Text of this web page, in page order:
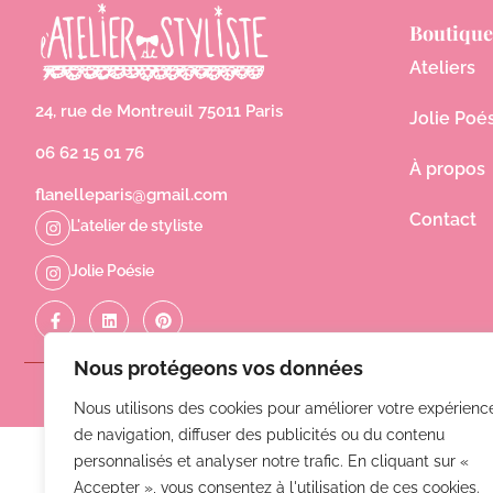
Nous protégeons vos données
Nous utilisons des cookies pour améliorer votre
de navigation, diffuser des publicités ou du contenu
personnalisés et analyser notre trafic. En cliquant sur «
Accepter », vous consentez à l'utilisation de ces cookies.
2
0
2
5
24, rue de Montreuil 75011 Paris
06 62 15 01 76
flanelleparis@gmail.com
L'atelier de styliste
Jolie Poésie
Boutique
Ateliers
Jolie
À propos
Contact